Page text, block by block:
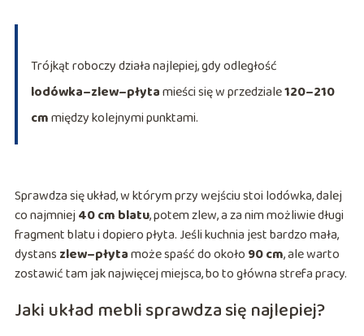
Trójkąt roboczy działa najlepiej, gdy odległość
lodówka–zlew–płytamieści się w przedziale120–210
cmmiędzy kolejnymi punktami.
Sprawdza się układ, w którym przy wejściu stoi lodówka, dalej
co najmniej40 cm blatu, potem zlew, a za nim możliwie długi
fragment blatu i dopiero płyta. Jeśli kuchnia jest bardzo mała,
dystans zlew–płytamoże spaść do około 90 cm, ale warto
zostawić tam jak najwięcej miejsca, bo to główna strefa pracy.
Jaki układ mebli sprawdza się najlepiej?